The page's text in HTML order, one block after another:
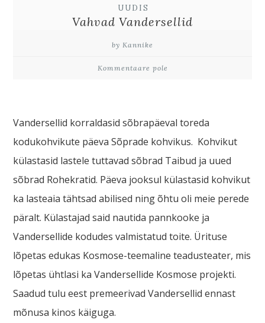
UUDIS
Vahvad Vandersellid
by Kannike
Kommentaare pole
Vandersellid korraldasid sõbrapäeval toreda
kodukohvikute päeva Sõprade kohvikus. Kohvikut
külastasid lastele tuttavad sõbrad Taibud ja uued
sõbrad Rohekratid. Päeva jooksul külastasid kohvikut
ka lasteaia tähtsad abilised ning õhtu oli meie perede
päralt. Külastajad said nautida pannkooke ja
Vandersellide kodudes valmistatud toite. Ürituse
lõpetas edukas Kosmose-teemaline teadusteater, mis
lõpetas ühtlasi ka Vandersellide Kosmose projekti.
Saadud tulu eest premeerivad Vandersellid ennast
mõnusa kinos käiguga.